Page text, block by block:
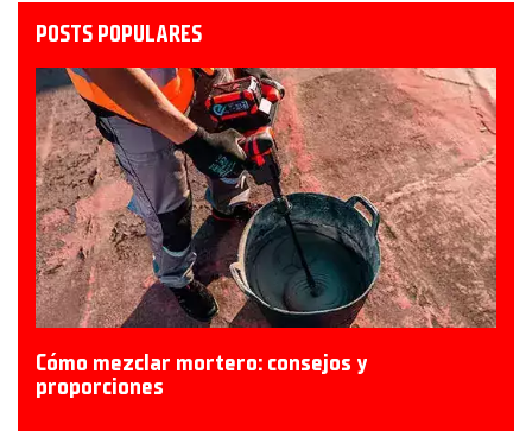
POSTS POPULARES
Cómo mezclar mortero: consejos y
proporciones